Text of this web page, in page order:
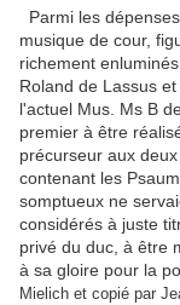
Parmi les
musique de cour,
richement
Roland de Lassus
l'actuel Mus. Ms B
premier à être
précurseur aux
contenant les
somptueux ne
considérés à juste
privé du duc, à être
à sa gloire pour la
Mielich et copié par